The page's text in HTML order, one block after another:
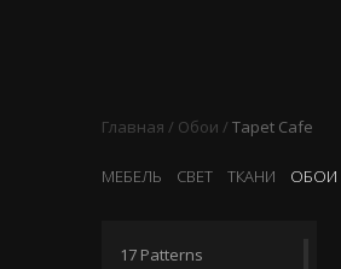
Главная / Обои / Tapet Cafe
МЕБЕЛЬ СВЕТ ТКАНИ ОБОИ
17 Patterns